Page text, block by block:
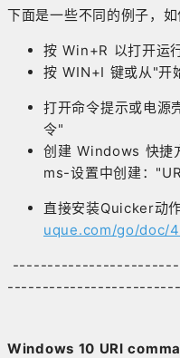
下面是一些不同的例子，
按 Win+R 以打开运
按 WIN+I 键或从"开
打开命令提示或电源
令"
创建 Windows 快捷
ms-设置中创建：
直接安装Quicker动
uque.com/go/doc/
Windows 10 URI